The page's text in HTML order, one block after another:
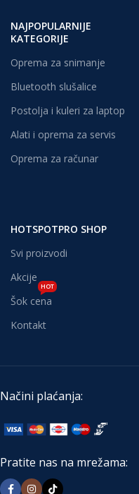
NAJPOPULARNIJE
KATEGORIJE
Oprema za snimanje
Bluetooth slušalice
Postolja i kuleri za laptop
Alati i oprema za servis
Oprema za računar
HOTSPOTPRO SHOP
Svi proizvodi
Akcije
Šok cena
HOT
Kontakt
Načini plaćanja:
Pratite nas na mrežama: